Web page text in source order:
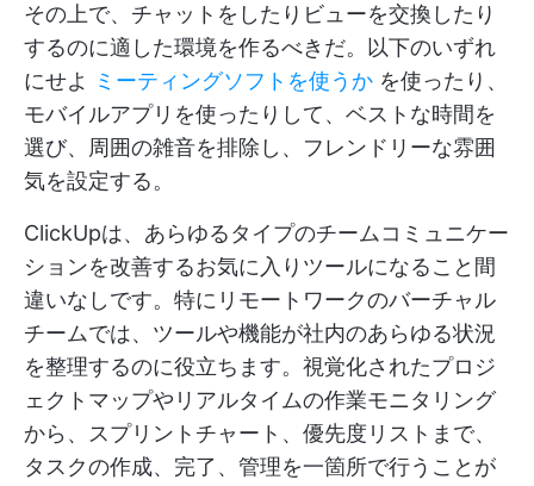
その上で、チャットをしたりビューを交換したり
するのに適した環境を作るべきだ。以下のいずれ
にせよ
ミーティングソフトを使うか を使ったり、
モバイルアプリを使ったりして、ベストな時間を
選び、周囲の雑音を排除し、フレンドリーな雰囲
気を設定する。
ClickUpは、あらゆるタイプのチームコミュニケー
ションを改善するお気に入りツールになること間
違いなしです。特にリモートワークのバーチャル
チームでは、ツールや機能が社内のあらゆる状況
を整理するのに役立ちます。視覚化されたプロジ
ェクトマップやリアルタイムの作業モニタリング
から、スプリントチャート、優先度リストまで、
タスクの作成、完了、管理を一箇所で行うことが